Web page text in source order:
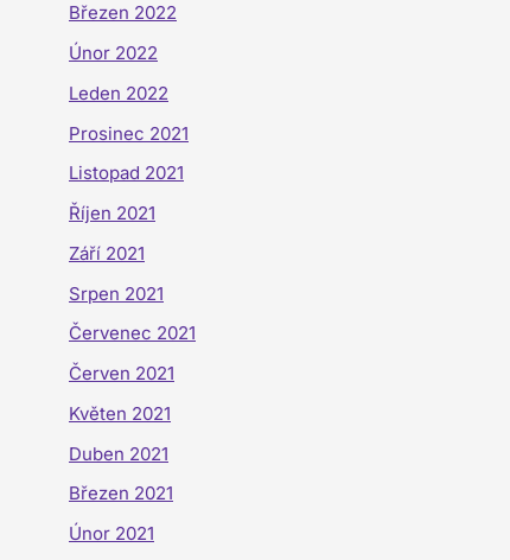
Březen 2022
Únor 2022
Leden 2022
Prosinec 2021
Listopad 2021
Říjen 2021
Září 2021
Srpen 2021
Červenec 2021
Červen 2021
Květen 2021
Duben 2021
Březen 2021
Únor 2021